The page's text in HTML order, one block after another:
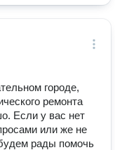
городе,
ремонта
Если у вас нет
или же не
рады помочь